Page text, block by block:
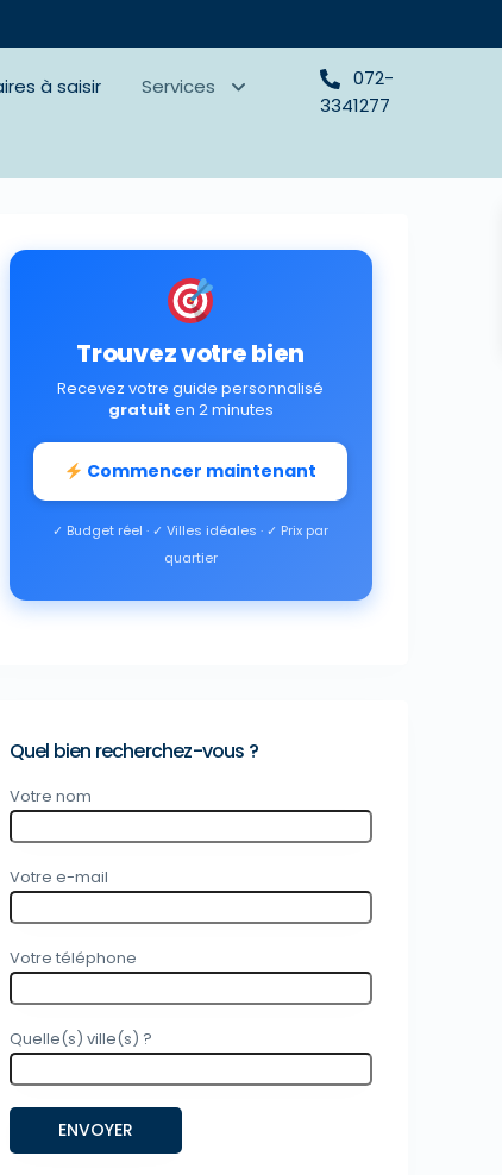
à saisir Services
072-
3341277
Trouvez votre bien
Recevez votre guide personnalisé
gratuit en 2 minutes
Commencer maintenant
✓ Budget réel · ✓ Villes idéales · ✓ Prix par
quartier
Quel bien recherchez-vous ?
Votre nom
Votre e-mail
Votre téléphone
Quelle(s) ville(s) ?